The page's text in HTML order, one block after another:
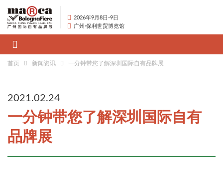
2026年9月8日-9日
广州·保利世贸博览馆
首页 新闻资讯 一分钟带您了解深圳国际自有品牌展
2021.02.24
一分钟带您了解深圳国际自有
品牌展